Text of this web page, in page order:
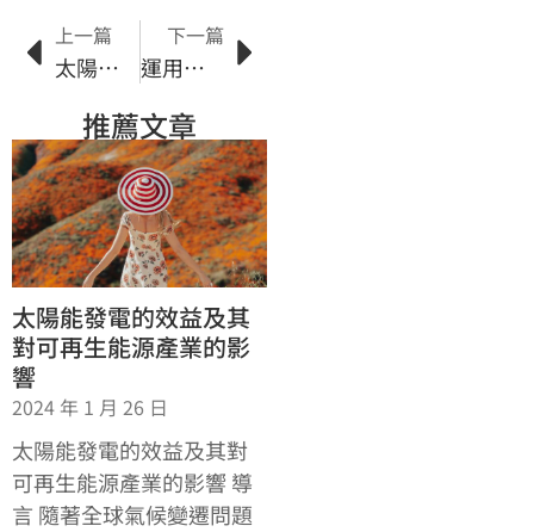
上一篇
太陽能國家計畫對經濟發展的影響與效益
下一篇
運用太陽能利用系統打造永續生活方式
推薦文章
太陽能發電的效益及其
對可再生能源產業的影
響
2024 年 1 月 26 日
太陽能發電的效益及其對
可再生能源產業的影響 導
言 隨著全球氣候變遷問題